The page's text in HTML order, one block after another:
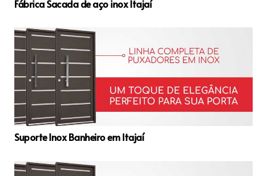
Fábrica Sacada de aço inox Itajaí
Suporte Inox Banheiro em Itajaí